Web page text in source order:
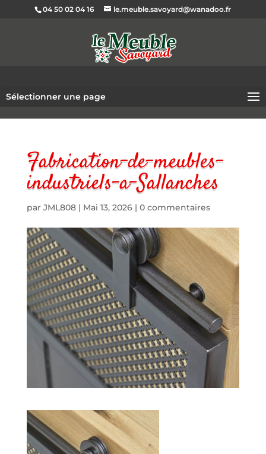
04 50 02 04 16 le.meuble.savoyard@wanadoo.fr
Sélectionner une page
Fabrication-de-meubles-
industriels-a-Sallanches
par JML808| Mai 13, 2026| 0 commentaires